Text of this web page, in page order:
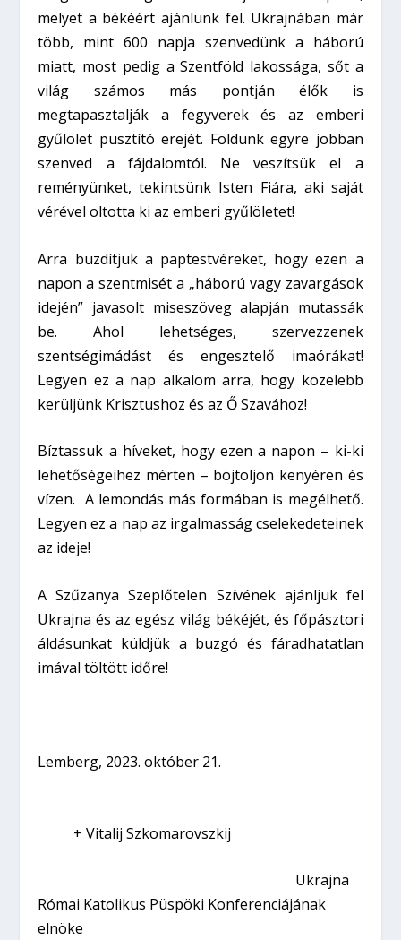
melyet a békéért ajánlunk fel. Ukrajnában már
több, mint 600 napja szenvedünk a háború
miatt, most pedig a Szentföld lakossága, sőt a
világ számos más pontján élők is
megtapasztalják a fegyverek és az emberi
gyűlölet pusztító erejét. Földünk egyre jobban
szenved a fájdalomtól. Ne veszítsük el a
reményünket, tekintsünk Isten Fiára, aki saját
vérével oltotta ki az emberi gyűlöletet!
Arra buzdítjuk a paptestvéreket, hogy ezen a
napon a szentmisét a „háború vagy zavargások
idején” javasolt miseszöveg alapján mutassák
be. Ahol lehetséges, szervezzenek
szentségimádást és engesztelő imaórákat!
Legyen ez a nap alkalom arra, hogy közelebb
kerüljünk Krisztushoz és az Ő Szavához!
Bíztassuk a híveket, hogy ezen a napon – ki-ki
lehetőségeihez mérten – böjtöljön kenyéren és
vízen. A lemondás más formában is megélhető.
Legyen ez a nap az irgalmasság cselekedeteinek
az ideje!
A Szűzanya Szeplőtelen Szívének ajánljuk fel
Ukrajna és az egész világ békéjét, és főpásztori
áldásunkat küldjük a buzgó és fáradhatatlan
imával töltött időre!
Lemberg, 2023. október 21.
+ Vitalij Szkomarovszkij
Ukrajna
Római Katolikus Püspöki Konferenciájának
elnöke